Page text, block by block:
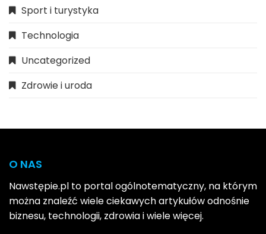
Sport i turystyka
Technologia
Uncategorized
Zdrowie i uroda
O NAS
Nawstępie.pl to portal ogólnotematyczny, na którym
można znaleźć wiele ciekawych artykułów odnośnie
biznesu, technologii, zdrowia i wiele więcej.